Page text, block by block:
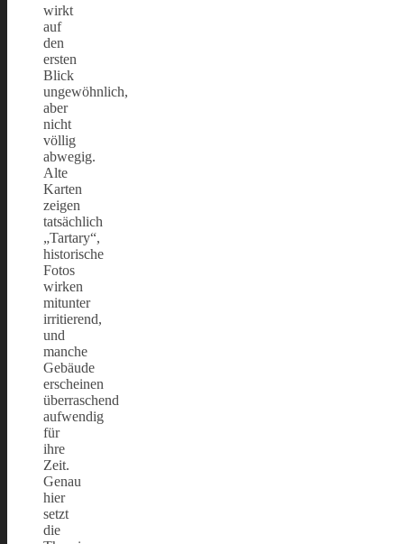
wirkt
auf
den
ersten
Blick
ungewöhnlich,
aber
nicht
völlig
abwegig.
Alte
Karten
zeigen
tatsächlich
„Tartary“,
historische
Fotos
wirken
mitunter
irritierend,
und
manche
Gebäude
erscheinen
überraschend
aufwendig
für
ihre
Zeit.
Genau
hier
setzt
die